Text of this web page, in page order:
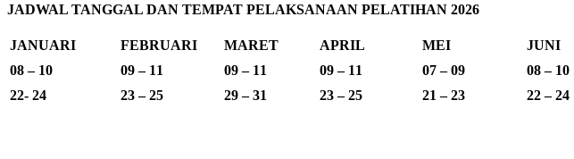
JADWAL TANGGAL DAN TEMPAT PELAKSANAAN PELATIHAN 2026
JANUARI FEBRUARI MARET APRIL MEI
JUNI
08 – 10
09 – 11 09 – 11 09 – 11 07 – 09
08 – 10
22- 24
23 – 25 29 – 31 23 – 25 21 – 23 22 – 24